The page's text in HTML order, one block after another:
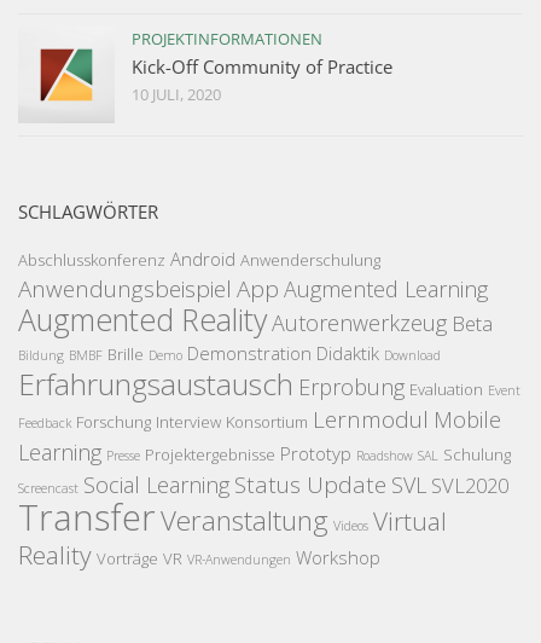
PROJEKTINFORMATIONEN
Kick-Off Community of Practice
10 JULI, 2020
SCHLAGWÖRTER
Abschlusskonferenz Android Anwenderschulung
Anwendungsbeispiel App Augmented Learning
Augmented RealityAutorenwerkzeug Beta
Bildung BMBF Brille Demo Demonstration Didaktik Download
Erfahrungsaustausch Erprobung Evaluation Event
Feedback Forschung Interview Konsortium Lernmodul Mobile
Learning Presse Projektergebnisse Prototyp Roadshow SAL Schulung
Screencast Social Learning Status Update SVL SVL2020
TransferVeranstaltung Videos Virtual
Reality Vorträge VR VR-Anwendungen Workshop